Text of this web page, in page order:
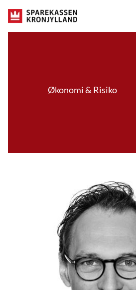
Økonomi & Risiko